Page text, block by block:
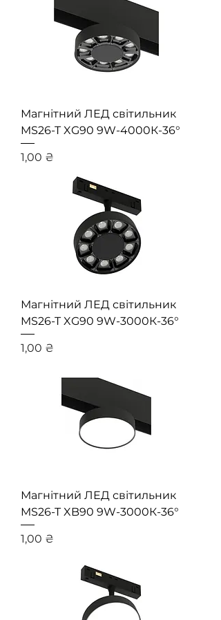
Магнітний ЛЕД світильник
MS26-T XG90 9W-4000К-36°
Ціна
1,00 ₴
Магнітний ЛЕД світильник
MS26-T XG90 9W-3000К-36°
Ціна
1,00 ₴
Магнітний ЛЕД світильник
MS26-T XB90 9W-3000К-36°
Ціна
1,00 ₴